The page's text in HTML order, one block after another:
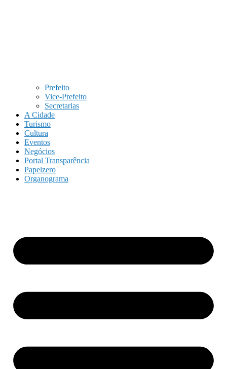
Prefeito
Vice-Prefeito
Secretarias
A Cidade
Turismo
Cultura
Eventos
Negócios
Portal Transparência
Papelzero
Organograma